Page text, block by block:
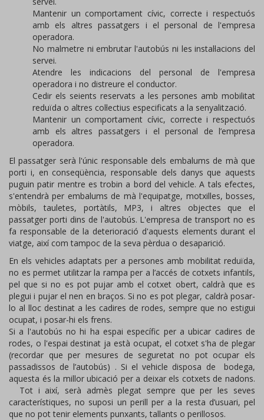
Mantenir un comportament cívic, correcte i respectuós
amb els altres passatgers i el personal de l'empresa
operadora.
No malmetre ni embrutar l'autobús ni les instal·lacions del
servei.
Atendre les indicacions del personal de l'empresa
operadora i no distreure el conductor.
Cedir els seients reservats a les persones amb mobilitat
reduïda o altres col·lectius especificats a la senyalització.
Mantenir un comportament cívic, correcte i respectuós
amb els altres passatgers i el personal de l’empresa
operadora.
El passatger serà l'únic responsable dels embalums de mà que
porti i, en conseqüència, responsable dels danys que aquests
puguin patir mentre es trobin a bord del vehicle. A tals efectes,
s'entendrà per embalums de mà l'equipatge, motxilles, bosses,
mòbils, tauletes, portàtils, MP3, i altres objectes que el
passatger porti dins de l'autobús. L'empresa de transport no es
fa responsable de la deterioració d'aquests elements durant el
viatge, així com tampoc de la seva pèrdua o desaparició.
En els vehicles adaptats per a persones amb mobilitat reduïda,
no es permet utilitzar la rampa per a l’accés de cotxets infantils,
pel que si no es pot pujar amb el cotxet obert, caldrà que es
plegui i pujar el nen en braços. Si no es pot plegar, caldrà posar-
lo al lloc destinat a les cadires de rodes, sempre que no estigui
ocupat, i posar-hi els frens.
Si a l'autobús no hi ha espai específic per a ubicar cadires de
rodes, o l'espai destinat ja està ocupat, el cotxet s'ha de plegar
(recordar que per mesures de seguretat no pot ocupar els
passadissos de l’autobús) . Si el vehicle disposa de bodega,
aquesta és la millor ubicació per a deixar els cotxets de nadons.
Tot i així, serà admès plegat sempre que per les seves
característiques, no suposi un perill per a la resta d’usuari, pel
que no pot tenir elements punxants, tallants o perillosos.